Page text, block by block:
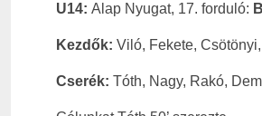
U14: Alap Nyugat, 17. forduló:
Kezdők: Viló, Fekete,
Cserék: Tóth, Nagy, Rakó,